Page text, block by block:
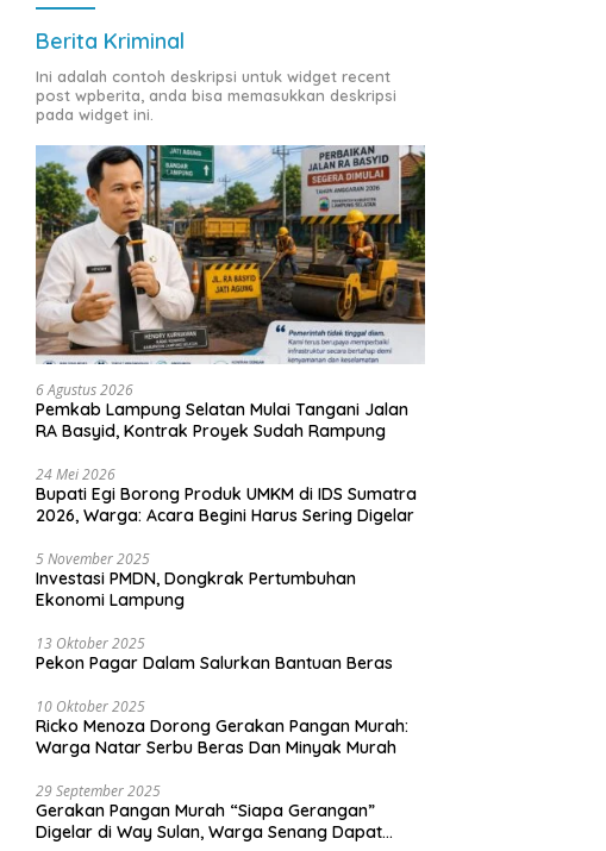
Berita Kriminal
Ini adalah contoh deskripsi untuk widget recent
post wpberita, anda bisa memasukkan deskripsi
pada widget ini.
6 Agustus 2026
Pemkab Lampung Selatan Mulai Tangani Jalan
RA Basyid, Kontrak Proyek Sudah Rampung
24 Mei 2026
Bupati Egi Borong Produk UMKM di IDS Sumatra
2026, Warga: Acara Begini Harus Sering Digelar
5 November 2025
Investasi PMDN, Dongkrak Pertumbuhan
Ekonomi Lampung
13 Oktober 2025
Pekon Pagar Dalam Salurkan Bantuan Beras
10 Oktober 2025
Ricko Menoza Dorong Gerakan Pangan Murah:
Warga Natar Serbu Beras Dan Minyak Murah
29 September 2025
Gerakan Pangan Murah “Siapa Gerangan”
Digelar di Way Sulan, Warga Senang Dapat